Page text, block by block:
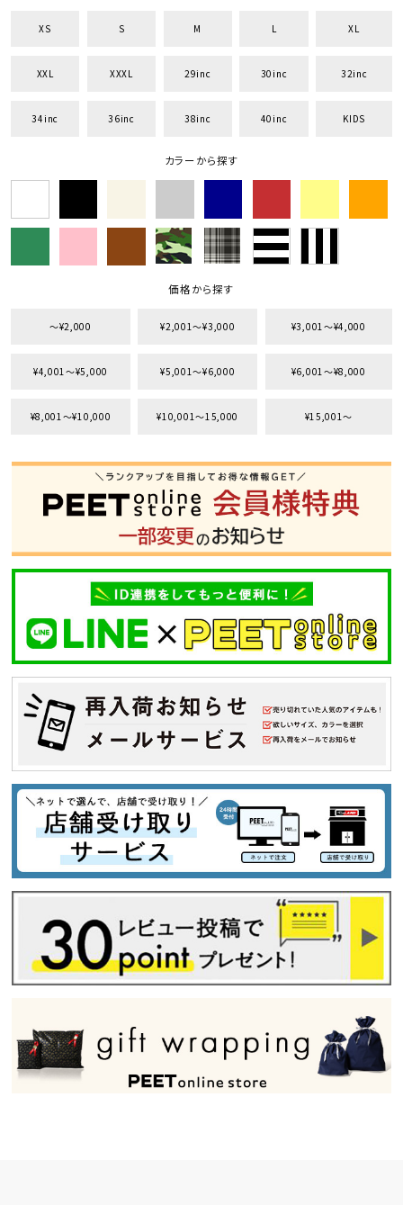
キーワードから探す
円 ～
並び順
カテゴリ
29inc
30inc
32inc
34inc
36inc
38inc
40inc
KIDS
tune 絞り込んで検索する
XS S M L XL
XXL XXXL 29inc 30inc 32inc
34inc 36inc 38inc 40inc KIDS
カラーから探す
価格から探す
〜¥2,000 ¥2,001〜¥3,000 ¥3,001〜¥4,000
¥4,001〜¥5,000 ¥5,001〜¥6,000 ¥6,001〜¥8,000
¥8,001〜¥10,000 ¥10,001〜15,000 ¥15,001〜